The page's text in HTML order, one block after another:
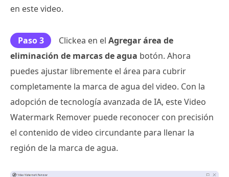
en este video.
Paso 3 Clickea en el Agregar área de
eliminación de marcas de agua botón. Ahora
puedes ajustar libremente el área para cubrir
completamente la marca de agua del video. Con la
adopción de tecnología avanzada de IA, este Video
Watermark Remover puede reconocer con precisión
el contenido de video circundante para llenar la
región de la marca de agua.